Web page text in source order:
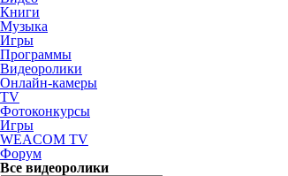
Книги
Музыка
Игры
Программы
Видеоролики
Онлайн-камеры
TV
Фотоконкурсы
Игры
WEACOM TV
Форум
Все видеоролики